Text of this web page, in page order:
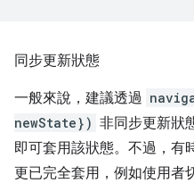
同步更新狀態
一般來說，建議透過
newState}) 非同步更新狀
即可套用該狀態。不過，有
更已完全套用，例如使用者